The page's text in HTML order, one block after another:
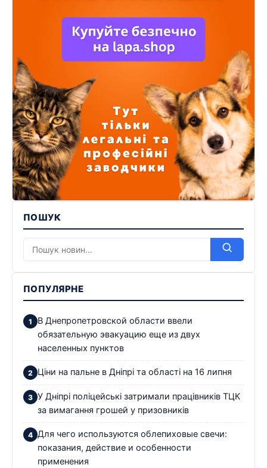
ПОШУК
ПОПУЛЯРНЕ
В Днепропетровской области ввели
обязательную эвакуацию еще из двух
населенных пунктов
Ціни на пальне в Дніпрі та області на 16 липня
У Дніпрі поліцейські затримали працівників ТЦК
за вимагання грошей у призовників
Для чего используются облепиховые свечи:
показания, действие и особенности
применения